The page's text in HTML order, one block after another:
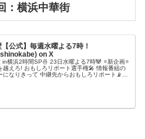
：横浜中華街
公式】毎週水曜よる7時！
on X
in横浜2時間SP🍜 23日水曜よる7時🐼 ⭐️新企画⭐️
越えろ! おもしろリポート選手権🎤 情報番組の
になりきって 中継先からおもしろリポート📡